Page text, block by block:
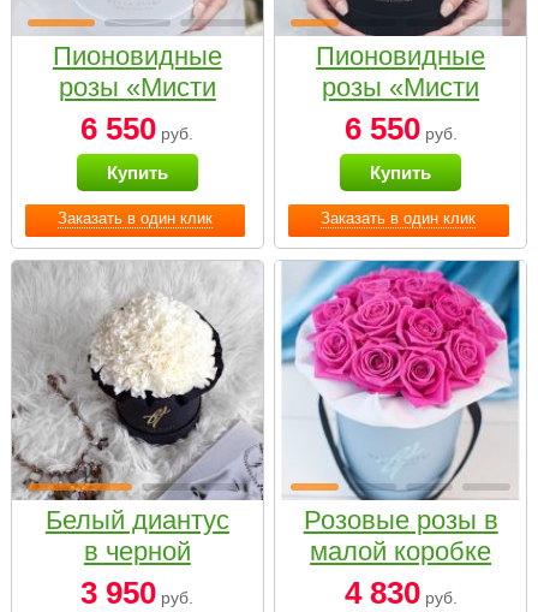
Заказать в один клик
Пионовидные
розы «Мисти
бабблс» в белой
коробке Small
6 550 руб.
Купить
Заказать в один клик
Пионовидные
розы «Мисти
бабблс» в
черной коробке
Small
6 550руб.
Купить
Белый диантус
в черной
коробке Small
3 950 руб.
Розовые розы в
малой коробке
4 830руб.